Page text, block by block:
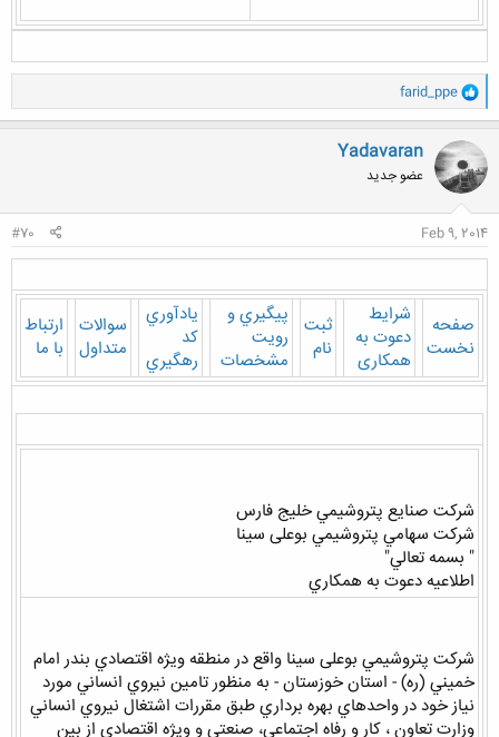
و
ا
ک
ن
ش
ه
ا
farid_ppe
Yadavaran
عضو جدید
Feb 9, 2014
#70
صفحه
نخست
شرايط
دعوت به
همکاری
ثبت
نام
پيگيري و
رويت
مشخصات
يادآوري
كد
رهگيري
سوالات
متداول
ارتباط
با ما
شركت صنايع پتروشيمي خليج فارس
شركت سهامي پتروشيمي بوعلی سینا
" بسمه تعالي"
اطلاعيه دعوت به همكاري
شركت پتروشيمي بوعلی سینا واقع در منطقه ويژه اقتصادي بندر امام
خميني (ره) - استان خوزستان - به منظور تامين نيروي انساني مورد
نياز خود در واحدهاي بهره برداري طبق مقررات اشتغال نيروي انساني
وزارت تعاون ، كار و رفاه اجتماعي، صنعتي و ويژه اقتصادي از بين